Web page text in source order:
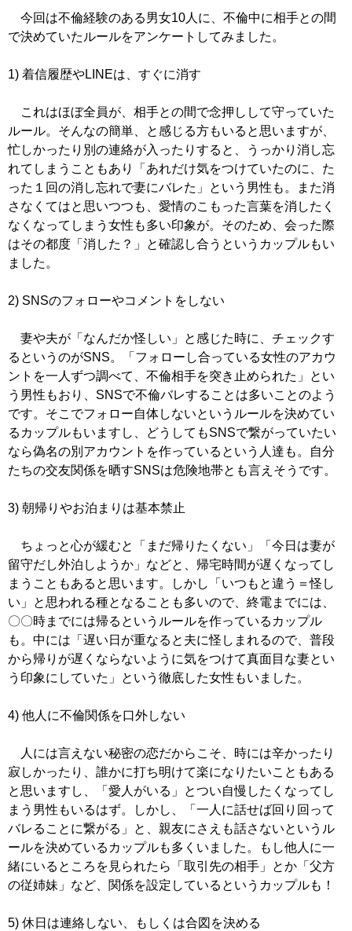
今回は不倫経験のある男女10人に、不倫中に相手との間
で決めていたルールをアンケートしてみました。
1) 着信履歴やLINEは、すぐに消す
これはほぼ全員が、相手との間で念押しして守っていた
ルール。そんなの簡単、と感じる方もいると思いますが、
忙しかったり別の連絡が入ったりすると、うっかり消し忘
れてしまうこともあり「あれだけ気をつけていたのに、た
った１回の消し忘れで妻にバレた」という男性も。また消
さなくてはと思いつつも、愛情のこもった言葉を消したく
なくなってしまう女性も多い印象が。そのため、会った際
はその都度「消した？」と確認し合うというカップルもい
ました。
2) SNSのフォローやコメントをしない
妻や夫が「なんだか怪しい」と感じた時に、チェックす
るというのがSNS。「フォローし合っている女性のアカウ
ントを一人ずつ調べて、不倫相手を突き止められた」とい
う男性もおり、SNSで不倫バレすることは多いことのよう
です。そこでフォロー自体しないというルールを決めてい
るカップルもいますし、どうしてもSNSで繋がっていたい
なら偽名の別アカウントを作っているという人達も。自分
たちの交友関係を晒すSNSは危険地帯とも言えそうです。
3) 朝帰りやお泊まりは基本禁止
ちょっと心が緩むと「まだ帰りたくない」「今日は妻が
留守だし外泊しようか」などと、帰宅時間が遅くなってし
まうこともあると思います。しかし「いつもと違う＝怪し
い」と思われる種となることも多いので、終電までには、
〇〇時までには帰るというルールを作っているカップル
も。中には「遅い日が重なると夫に怪しまれるので、普段
から帰りが遅くならないように気をつけて真面目な妻とい
う印象にしていた」という徹底した女性もいました。
4) 他人に不倫関係を口外しない
人には言えない秘密の恋だからこそ、時には辛かったり
寂しかったり、誰かに打ち明けて楽になりたいこともある
と思いますし、「愛人がいる」とつい自慢したくなってし
まう男性もいるはず。しかし、「一人に話せば回り回って
バレることに繋がる」と、親友にさえも話さないというル
ールを決めているカップルも多くいました。もし他人に一
緒にいるところを見られたら「取引先の相手」とか「父方
の従姉妹」など、関係を設定しているというカップルも！
5) 休日は連絡しない、もしくは合図を決める